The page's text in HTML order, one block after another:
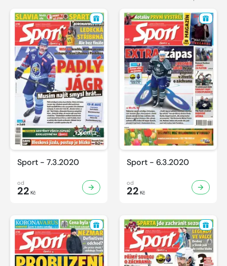
Sport - 7.3.2020
od
22 Kč
Sport - 6.3.2020
od
22 Kč